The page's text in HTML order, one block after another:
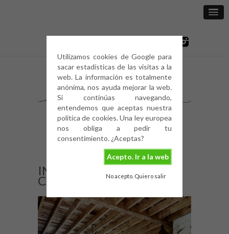
Utilizamos cookies de Google para
sacar estadísticas de las visitas a la
web. La información es totalmente
anónima, nos ayuda mejorar la web.
Si continúas navegando,
entendemos que aceptas nuestra
política de cookies. Una ley europea
nos obliga a pedir tu
consentimiento. ¿Aceptas?
Acepto. Ir a la web
No acepto. Quiero salir
INSPIRING HOMES: UNA
CASA EN VENICE BEACH